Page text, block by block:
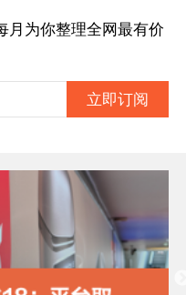
月为你整理全网最有价
立即订阅